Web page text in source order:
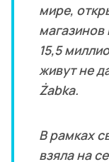
мире,
магазинов
15,5
живут не
Żabka.
В рамках
взяла на